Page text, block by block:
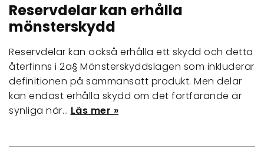
Reservdelar kan erhålla
mönsterskydd
Reservdelar kan också erhålla ett skydd och detta
återfinns i 2a§ Mönsterskyddslagen som inkluderar
definitionen på sammansatt produkt. Men delar
kan endast erhålla skydd om det fortfarande är
synliga när… Läs mer »